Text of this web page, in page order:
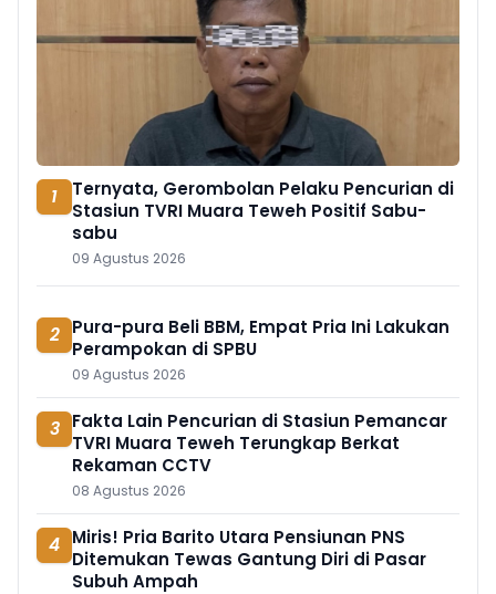
1
Ternyata, Gerombolan Pelaku Pencurian di
Stasiun TVRI Muara Teweh Positif Sabu-
sabu
09 Agustus 2026
2 Pura-pura Beli BBM, Empat Pria Ini Lakukan
Perampokan di SPBU
09 Agustus 2026
3 Fakta Lain Pencurian di Stasiun Pemancar
TVRI Muara Teweh Terungkap Berkat
Rekaman CCTV
08 Agustus 2026
4 Miris! Pria Barito Utara Pensiunan PNS
Ditemukan Tewas Gantung Diri di Pasar
Subuh Ampah